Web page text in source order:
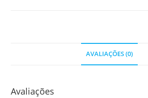
AVALIAÇÕES (0)
Avaliações